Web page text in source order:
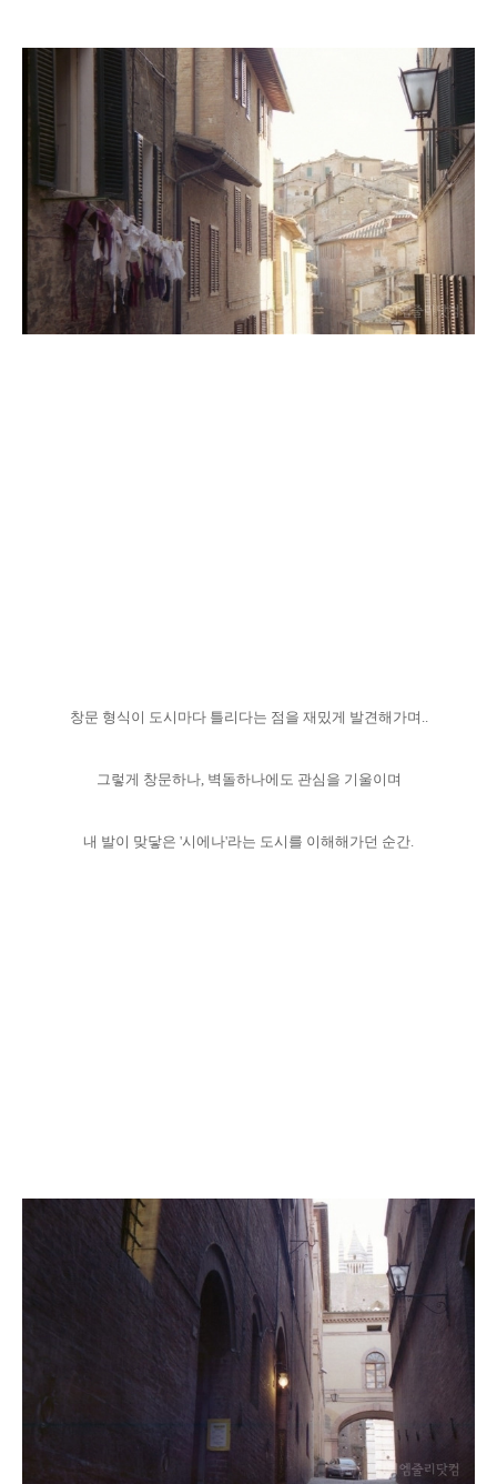
창문 형식이 도시마다 틀리다는 점을 재밌게 발견해가며..
그렇게 창문하나, 벽돌하나에도 관심을 기울이며
내 발이 맞닿은 '시에나'라는 도시를 이해해가던 순간.